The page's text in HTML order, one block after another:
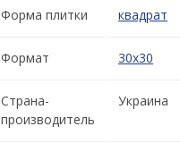
Форма плитки квадрат
Формат 30x30
Страна-
производитель
Украина